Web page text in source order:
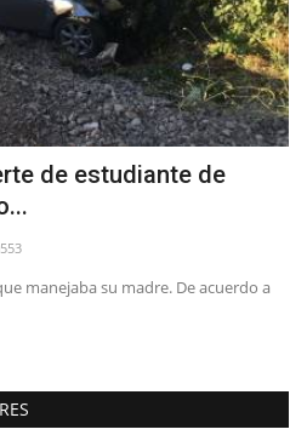
de estudiante de
manejaba su madre. De acuerdo a